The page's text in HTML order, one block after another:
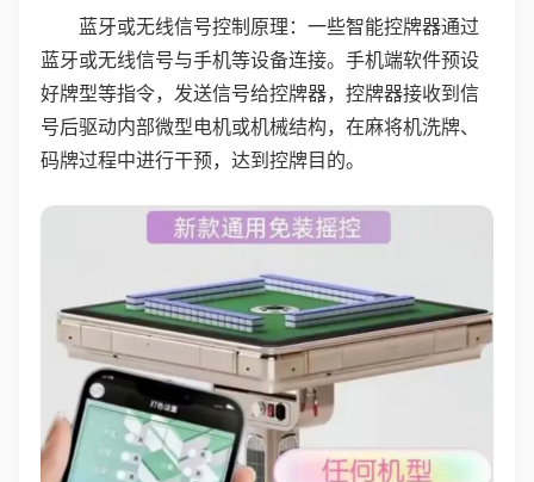
蓝牙或无线信号控制原理：一些智能控牌器通过
蓝牙或无线信号与手机等设备连接。手机端软件预设
好牌型等指令，发送信号给控牌器，控牌器接收到信
号后驱动内部微型电机或机械结构，在麻将机洗牌、
码牌过程中进行干预，达到控牌目的。